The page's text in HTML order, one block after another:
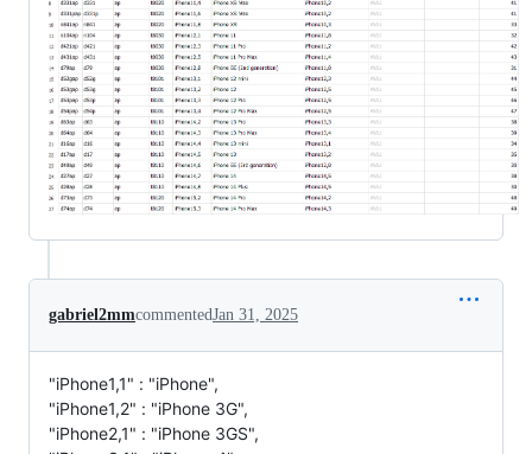
gabriel2mmcommentedJan 31, 2025
"iPhone1,1" : "iPhone",
"iPhone1,2" : "iPhone 3G",
"iPhone2,1" : "iPhone 3GS",